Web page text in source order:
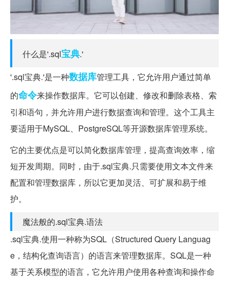
什么是'.sql宝典.'
'.sql宝典.'是一种数据库管理工具，它允许用户通过简单
的命令来操作数据库。它可以创建、修改和删除表格、索
引和语句，并允许用户进行数据查询和管理。这个工具主
要适用于MySQL、PostgreSQL等开源数据库管理系统。
它的主要优点是可以简化数据库管理，提高查询效率，缩
短开发周期。同时，由于.sql宝典.只需要使用文本文件来
配置和管理数据库，所以它更加灵活、可扩展和易于维
护。
魔法般的.sql宝典.语法
.sql宝典.使用一种称为SQL（Structured Query Languag
e，结构化查询语言）的语言来管理数据库。SQL是一种
基于关系模型的语言，它允许用户使用各种查询和操作命